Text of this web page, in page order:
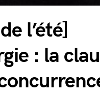
l’été]
: la